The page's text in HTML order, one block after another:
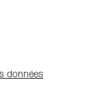
données